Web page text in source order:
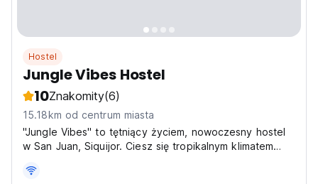
Hostel
Jungle Vibes Hostel
10Znakomity(6)
15.18km od centrum miasta
"Jungle Vibes" to tętniący życiem, nowoczesny hostel
w San Juan, Siquijor. Ciesz się tropikalnym klimatem
najlepszych hosteli społecznych na Filipinach dla